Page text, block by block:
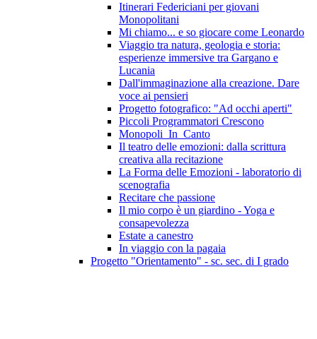
Itinerari Federiciani per giovani
Monopolitani
Mi chiamo... e so giocare come Leonardo
Viaggio tra natura, geologia e storia:
esperienze immersive tra Gargano e
Lucania
Dall'immaginazione alla creazione. Dare
voce ai pensieri
Progetto fotografico: "Ad occhi aperti"
Piccoli Programmatori Crescono
Monopoli_In_Canto
Il teatro delle emozioni: dalla scrittura
creativa alla recitazione
La Forma delle Emozioni - laboratorio di
scenografia
Recitare che passione
Il mio corpo è un giardino - Yoga e
consapevolezza
Estate a canestro
In viaggio con la pagaia
Progetto "Orientamento" - sc. sec. di I grado